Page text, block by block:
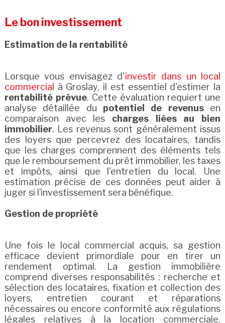
Le bon investissement
Estimation de la rentabilité
Lorsque vous envisagez d'investir dans un local
commercial
à Groslay, il est essentiel d'estimer la
rentabilité prévue. Cette évaluation requiert une
analyse détaillée du potentiel de revenusen
comparaison avec les charges liées au bien
immobilier. Les revenus sont généralement issus
des loyers que percevrez des locataires, tandis
que les charges comprennent des éléments tels
que le remboursement du prêt immobilier, les taxes
et impôts, ainsi que l'entretien du local. Une
estimation précise de ces données peut aider à
juger si l’investissement sera bénéfique.
Gestion de propriété
Une fois le local commercial acquis, sa gestion
efficace devient primordiale pour en tirer un
rendement optimal. La gestion immobilière
comprend diverses responsabilités : recherche et
sélection des locataires, fixation et collection des
loyers, entretien courant et réparations
nécessaires ou encore conformité aux régulations
légales relatives à la location commerciale.